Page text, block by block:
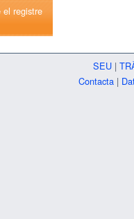
el registre
SEU |
Contacta |